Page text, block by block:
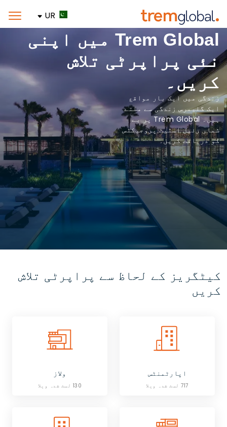
UR
Trem Global میں اپنی
نئی پراپرٹی تلاش
کریں۔
زندگی میں ایک بار مواقع
ایک گلیمرس زندگی سے ملتے
ہیں۔ Trem Global پر بے
شمار رئیل اسٹیٹ پروجیکٹس
کو دریافت کریں۔
کیٹگریز کے لحاظ سے پراپرٹی تلاش
کریں
اپارٹمنٹس
717 لسٹ شدہ ویلا
ولاز
130 لسٹ شدہ ویلا